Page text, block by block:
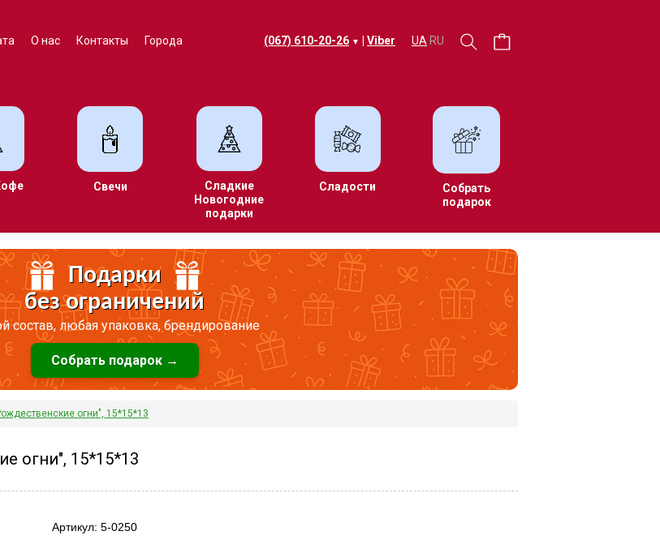
О нас Контакты Города (067) 610-20-26 ▼ Viber UA RU
Свечи
Сладкие
Новогодние
подарки
Сладости
Собрать
подарок
Подарки
без ограничений
состав, любая упаковка, брендирование
Собрать подарок →
огни", 15*15*13
огни", 15*15*13
Артикул: 5-0250